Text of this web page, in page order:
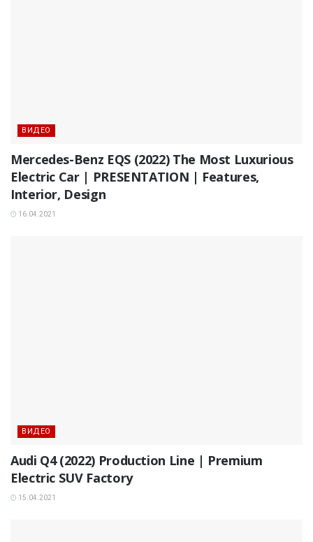
ВИДЕО
Mercedes-Benz EQS (2022) The Most Luxurious
Electric Car | PRESENTATION | Features,
Interior, Design
16.04.2021
ВИДЕО
Audi Q4 (2022) Production Line | Premium
Electric SUV Factory
15.04.2021